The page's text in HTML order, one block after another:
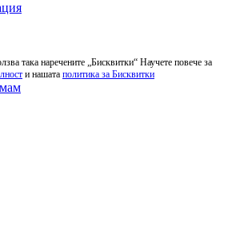
така наречените „Бисквитки“ Научете повече за
и нашата политика за Бисквитки